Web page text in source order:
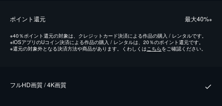
ポイント還元 最⼤40%※
※40％ポイント還元の対象は、クレジットカード決済による作品の購入 / レンタルです。
※iOSアプリのUコイン決済による作品の購入 / レンタルは、20％のポイント還元です。
※還元の対象外となる決済方法や商品があります。くわしくはこちらをご確認ください。
フルHD画質 / 4K画質